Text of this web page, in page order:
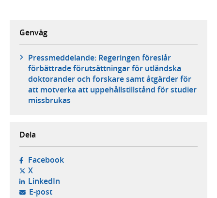
Genväg
Pressmeddelande: Regeringen föreslår
förbättrade förutsättningar för utländska
doktorander och forskare samt åtgärder för
att motverka att uppehållstillstånd för studier
missbrukas
Dela
Facebook- öppnas i ny flik, extern webbplats,
X- öppnas i ny flik, extern webbplats,
LinkedIn- öppnas i ny flik, extern webbplats,
E-post- öppnar din e-postklient,